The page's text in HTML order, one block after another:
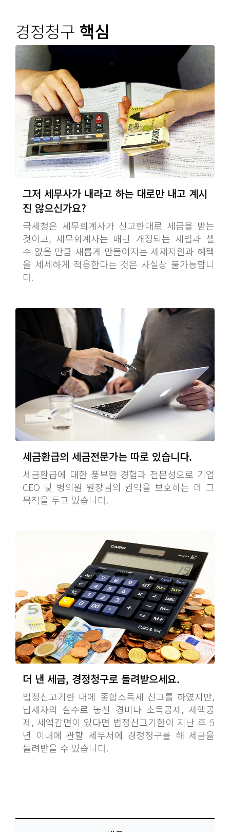
경정청구 핵심
그저 세무사가 내라고 하는 대로만 내고 계시
진 않으신가요?
국세청은 세무회계사가 신고한대로 세금을 받는
것이고, 세무회계사는 매년 개정되는 세법과 셀
수 없을 만큼 새롭게 만들어지는 세제지원과 혜택
을 세세하게 적용한다는 것은 사실상 불가능합니
다.
세금환급의 세금전문가는 따로 있습니다.
세금환급에 대한 풍부한 경험과 전문성으로 기업
CEO 및 병의원 원장님의 권익을 보호하는 데 그
목적을 두고 있습니다.
더 낸 세금, 경정청구로 돌려받으세요.
법정신고기한 내에 종합소득세 신고를 하였지만,
납세자의 실수로 놓친 경비나 소득공제, 세액공
제, 세액감면이 있다면 법정신고기한이 지난 후 5
년 이내에 관할 세무서에 경정청구를 해 세금을
돌려받을 수 있습니다.